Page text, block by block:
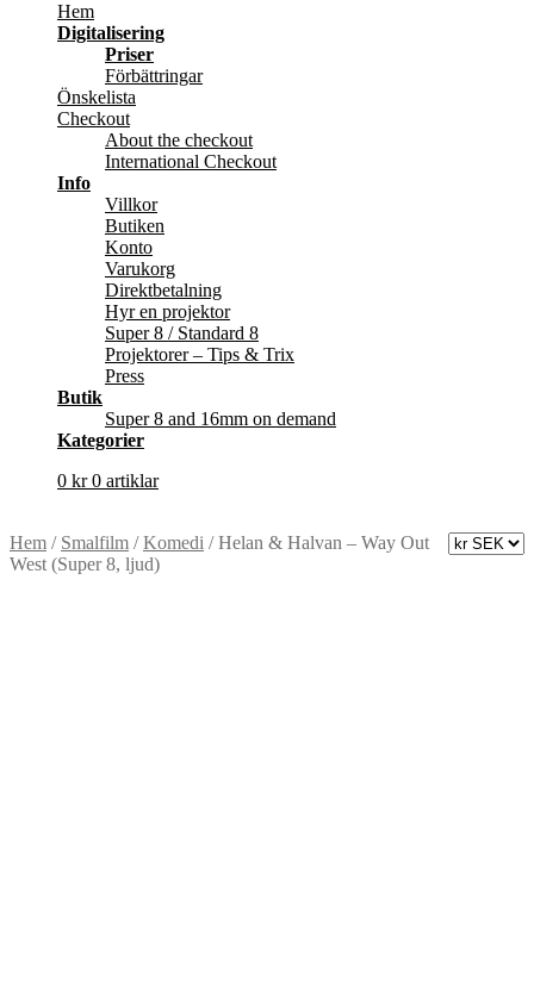
Hem
Digitalisering
Priser
Förbättringar
Önskelista
Checkout
About the checkout
International Checkout
Info
Villkor
Butiken
Konto
Varukorg
Direktbetalning
Hyr en projektor
Super 8 / Standard 8
Projektorer – Tips & Trix
Press
Butik
Super 8 and 16mm on demand
Kategorier
0 kr 0 artiklar
Hem / Smalfilm /Komedi /Helan & Halvan – Way Out
West (Super 8, ljud)